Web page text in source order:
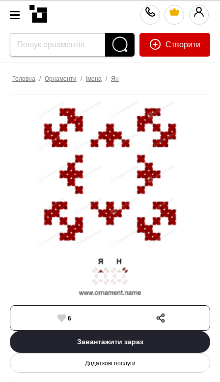
Створити
Головна / Орнаменти / Імена / Ян
6
Завантажити зараз
Додаткові послуги